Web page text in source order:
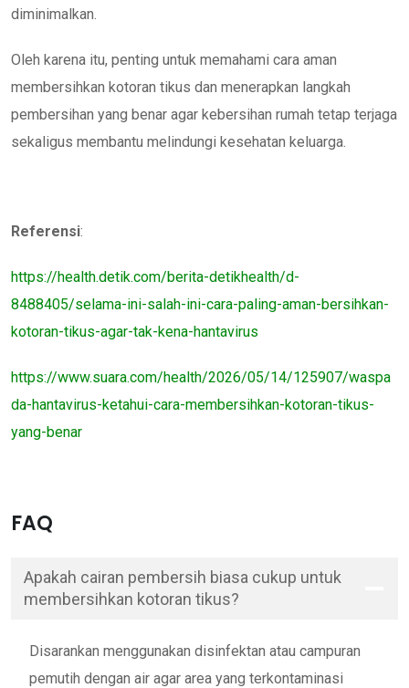
diminimalkan.
Oleh karena itu, penting untuk memahami cara aman
membersihkan kotoran tikus dan menerapkan langkah
pembersihan yang benar agar kebersihan rumah tetap terjaga
sekaligus membantu melindungi kesehatan keluarga.
Referensi:
https://health.detik.com/berita-detikhealth/d-
8488405/selama-ini-salah-ini-cara-paling-aman-bersihkan-
kotoran-tikus-agar-tak-kena-hantavirus
https://www.suara.com/health/2026/05/14/125907/waspa
da-hantavirus-ketahui-cara-membersihkan-kotoran-tikus-
yang-benar
FAQ
Apakah cairan pembersih biasa cukup untuk
membersihkan kotoran tikus?
Disarankan menggunakan disinfektan atau campuran
pemutih dengan air agar area yang terkontaminasi